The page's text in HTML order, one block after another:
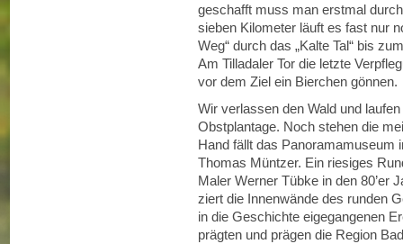
geschafft muss man erstmal
sieben Kilometer läuft es fast nur
Weg“ durch das „Kalte Tal“ bis
Am Tilladaler Tor die letzte
vor dem Ziel ein Bierchen
Wir verlassen den Wald und
Obstplantage. Noch stehen die
Hand fällt das Panoramamuseum
Thomas Müntzer. Ein riesiges
Maler Werner Tübke in den 80’er
ziert die Innenwände des runden
in die Geschichte eigegangenen
prägten und prägen die Region